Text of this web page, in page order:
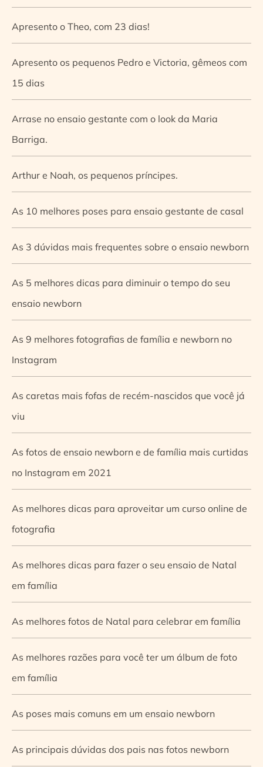
Apresento o Theo, com 23 dias!
Apresento os pequenos Pedro e Victoria, gêmeos com
15 dias
Arrase no ensaio gestante com o look da Maria
Barriga.
Arthur e Noah, os pequenos príncipes.
As 10 melhores poses para ensaio gestante de casal
As 3 dúvidas mais frequentes sobre o ensaio newborn
As 5 melhores dicas para diminuir o tempo do seu
ensaio newborn
As 9 melhores fotografias de família e newborn no
Instagram
As caretas mais fofas de recém-nascidos que você já
viu
As fotos de ensaio newborn e de família mais curtidas
no Instagram em 2021
As melhores dicas para aproveitar um curso online de
fotografia
As melhores dicas para fazer o seu ensaio de Natal
em família
As melhores fotos de Natal para celebrar em família
As melhores razões para você ter um álbum de foto
em família
As poses mais comuns em um ensaio newborn
As principais dúvidas dos pais nas fotos newborn